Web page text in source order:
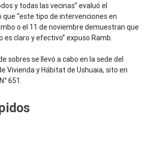
y todas las vecinas” evaluó el
“este tipo de intervenciones en
o el 11 de noviembre demuestran que
claro y efectivo” expuso Ramb.
sobres se llevó a cabo en la sede del
Vivienda y Hábitat de Ushuaia, sito en
651.